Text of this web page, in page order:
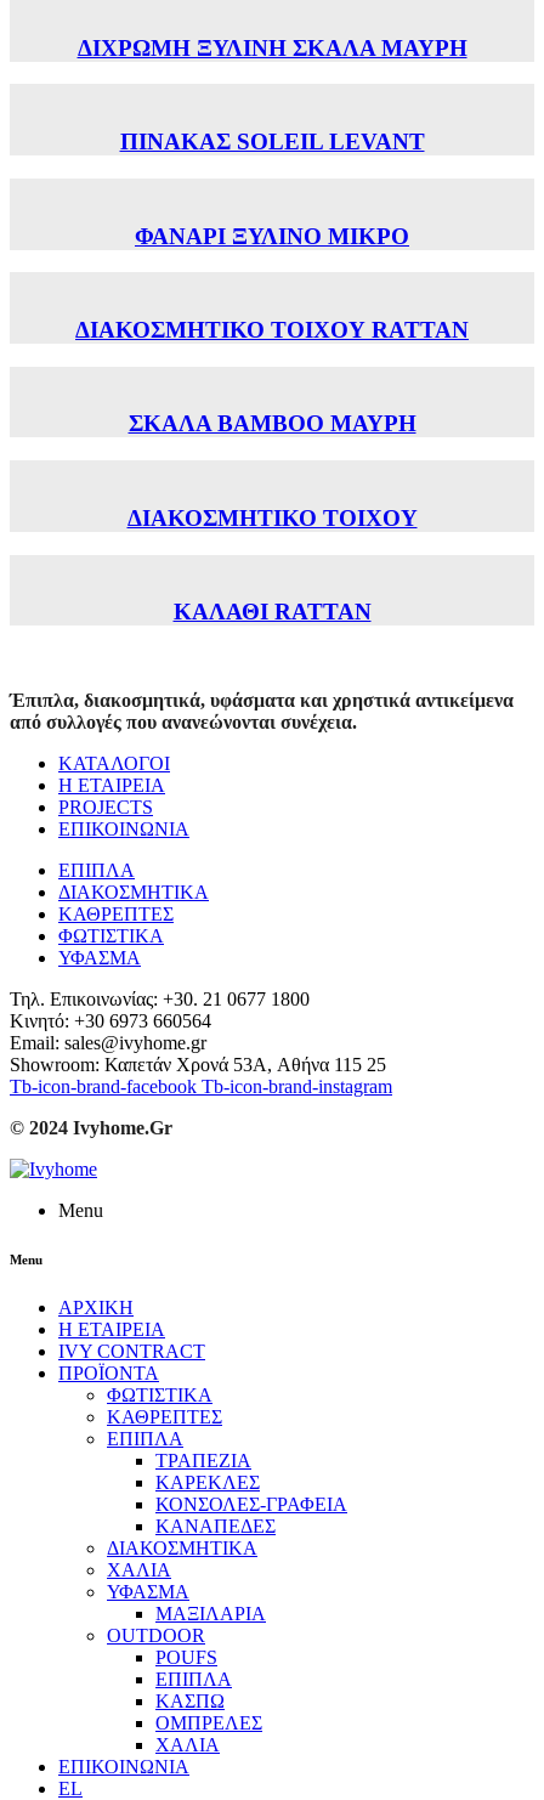
ΔΙΧΡΩΜΗ ΞΥΛΙΝΗ ΣΚΑΛΑ ΜΑΥΡΗ
ΠΙΝΑΚΑΣ SOLEIL LEVANT
ΦΑΝΑΡΙ ΞΥΛΙΝΟ ΜΙΚΡΟ
ΔΙΑΚΟΣΜΗΤΙΚΟ ΤΟΙΧΟΥ RATTAN
ΣΚΑΛΑ ΒΑΜΒΟΟ ΜΑΥΡΗ
ΔΙΑΚΟΣΜΗΤΙΚΟ ΤΟΙΧΟΥ
ΚΑΛΑΘΙ RATTAN
Έπιπλα, διακοσμητικά, υφάσματα και χρηστικά αντικείμενα
από συλλογές που ανανεώνονται συνέχεια.
ΚΑΤΑΛΟΓΟΙ
Η ΕΤΑΙΡΕΙΑ
PROJECTS
ΕΠΙΚΟΙΝΩΝΙΑ
ΕΠΙΠΛΑ
ΔΙΑΚΟΣΜΗΤΙΚΑ
ΚΑΘΡΕΠΤΕΣ
ΦΩΤΙΣΤΙΚΑ
ΥΦΑΣΜΑ
Τηλ. Επικοινωνίας: +30. 21 0677 1800
Κινητό: +30 6973 660564
Email: sales@ivyhome.gr
Showroom: Καπετάν Χρονά 53A, Αθήνα 115 25
Tb-icon-brand-facebook Tb-icon-brand-instagram
© 2024 Ivyhome.Gr
Menu
Menu
ΑΡΧΙΚΗ
Η ΕΤΑΙΡΕΙΑ
IVY CONTRACT
ΠΡΟΪΟΝΤΑ
ΦΩΤΙΣΤΙΚΑ
ΚΑΘΡΕΠΤΕΣ
ΕΠΙΠΛΑ
ΤΡΑΠΕΖΙΑ
ΚΑΡΕΚΛΕΣ
ΚΟΝΣΟΛΕΣ-ΓΡΑΦΕΙΑ
ΚΑΝΑΠΕΔΕΣ
ΔΙΑΚΟΣΜΗΤΙΚΑ
ΧΑΛΙΑ
ΥΦΑΣΜΑ
ΜΑΞΙΛΑΡΙΑ
OUTDOOR
POUFS
ΕΠΙΠΛΑ
ΚΑΣΠΩ
ΟΜΠΡΕΛΕΣ
ΧΑΛΙΑ
ΕΠΙΚΟΙΝΩΝΙΑ
EL